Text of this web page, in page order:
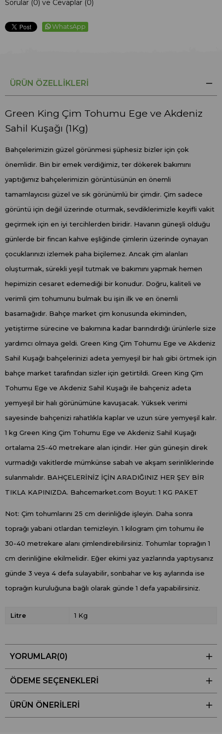
Sorular (0) ve Cevaplar (0)
WhatsApp
ÜRÜN ÖZELLIKLERI
Green King Çim Tohumu Ege ve Akdeniz
Sahil Kuşağı (1Kg)
Bahçelerimizin güzel görünmesi şüphesiz bizler için çok
önemlidir. Bin bir emek verdiğimiz, ter dökerek bakımını
yaptığımız bahçelerimizin görüntüsünün en önemli
tamamlayıcısı güzel ve sık görünümlü bir çimdir. Çim sadece
görüntü için değil üzerinde oturmak, sevdiklerimizle keyifli vakit
geçirmek için en iyi tercihlerden biridir. Havanın güneşli olduğu
günlerde bir fincan kahve eşliğinde çimlerin üzerinde oynayan
çocuklarınızı izlemek paha biçilemez. Ancak çim alanları
oluşturmak, sürekli yeşil tutmak ve bakımını yapmak hemen
hepimizin cesaret edemediği bir konudur. Doğru, kaliteli ve
verimli çim tohumunu bulmak bu işin ilk ve en önemli
basamağıdır. Bahçe market çim konusunda ekiminden,
yetiştirme sürecine ve bakımına kadar barındırdığı ürünlerle size
yardımcı olmaya geldi. Green King Çim Tohumu Ege ve Akdeniz
Sahil Kuşağı bahçelerinizi adeta yemyeşil bir halı gibi örtmek için
bahçe market tarafından sizler için getirtildi. Green King Çim
Tohumu Ege ve Akdeniz Sahil Kuşağı ile bahçeniz adeta
yemyeşil bir halı görünümüne kavuşacak. Yüksek verimi
sayesinde bahçenizi rahatlıkla kaplar ve uzun süre yemyeşil kalır.
1 kg Green King Çim Tohumu Ege ve Akdeniz Sahil Kuşağı
ortalama 25-40 metrekare alan içindir. Her gün güneşin direk
vurmadığı vakitlerde mümkünse sabah ve akşam serinliklerinde
sulanmalıdır. BAHÇELERİNİZ İÇİN ARADIĞINIZ HER ŞEY BİR
TIKLA KAPINIZDA. Bahcemarket.com Boyut: 1 KG PAKET
Not: Çim tohumlarını 25 cm derinliğde işleyin. Daha sonra
toprağı yabani otlardan temizleyin. 1 kilogram çim tohumu ile
30-40 metrekare alanı çimlendirebilirsiniz. Tohumlar toprağın 1
cm derinliğine ekilmelidir. Eğer ekimi yaz yazlarında yaptıysanız
günde 3 veya 4 defa sulayabilir, sonbahar ve kış aylarında ise
toprağın kuruluğuna bağlı olarak günde 1 defa yapabilirsiniz.
Litre 1 Kg
YORUMLAR(0)
ÖDEME SEÇENEKLERI
ÜRÜN ÖNERILERI